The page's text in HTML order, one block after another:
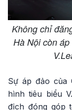
Không chỉ
Hà Nội còn
Sự áp đảo của
hình tiêu biểu
địch đóng góp